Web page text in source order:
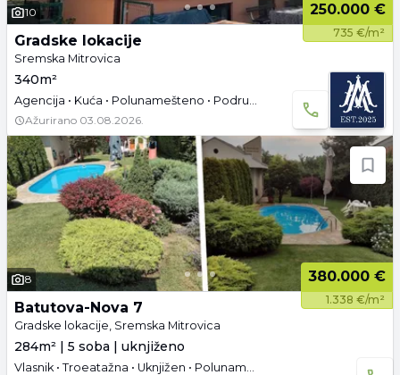
10 250.000 €
735 €/m²
Gradske lokacije
Sremska Mitrovica
340m²
Agencija • Kuća • Polunamešteno • Podrum • Garaža i parking
Ažurirano 03.08.2026.
8 380.000 €
1.338 €/m²
Batutova-Nova 7
Gradske lokacije, Sremska Mitrovica
284m² | 5 soba | uknjiženo
Vlasnik • Troeatažna • Uknjižen • Polunamešteno • Podrum • Video